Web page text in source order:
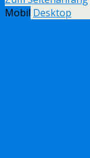
Mobil Desktop